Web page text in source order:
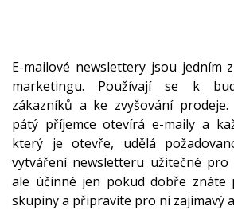
E-mailové newslettery jsou jedním
marketingu. Používají se k
zákazníků a ke zvyšování
pátý příjemce otevírá e-maily a
který je otevře, udělá
vytváření newsletteru užitečné pro
ale účinné jen pokud dobře znáte
skupiny a připravíte pro ni zajímavý